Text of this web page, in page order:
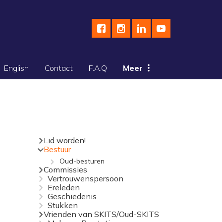
English Contact F.A.Q Meer
Lid worden!
Bestuur
Oud-besturen
Commissies
Vertrouwenspersoon
Ereleden
Geschiedenis
Stukken
Vrienden van SKITS/Oud-SKITS